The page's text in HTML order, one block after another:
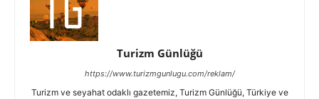
Turizm Günlüğü
https://www.turizmgunlugu.com/reklam/
Turizm ve seyahat odaklı gazetemiz, Turizm Günlüğü, Türkiye ve